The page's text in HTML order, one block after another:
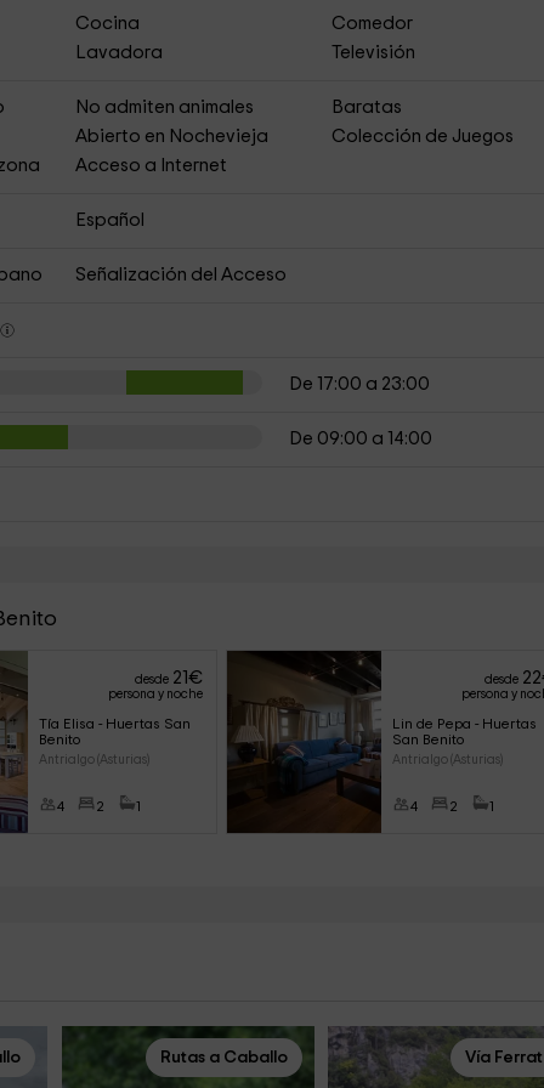
Cocina
Comedor
Lavadora
Televisión
No admiten animales
Baratas
Abierto en Nochevieja
Colección de Juegos
Acceso a Internet
Español
Señalización del Acceso
De 17:00 a 23:00
De 09:00 a 14:00
desde 21€
persona y noche
Tía Elisa - Huertas San
Benito
Antrialgo (Asturias)
4 2 1
desde 22
persona y
Lin de Pepa - Huertas
San Benito
Antrialgo (Asturias)
4 2 1
Rutas a Caballo Vía